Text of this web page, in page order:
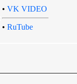
• VK VIDEO
• RuTube